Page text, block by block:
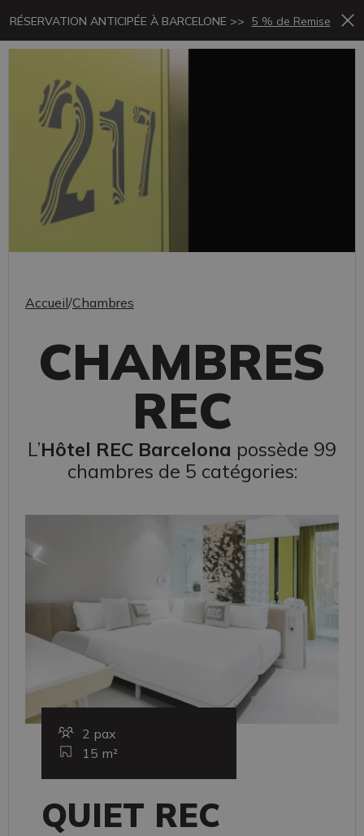
RÉSERVATION ANTICIPÉE À BARCELONE >> 5 % de Remise
Accueil/Chambres
CHAMBRES
REC
L’Hôtel REC Barcelona possède 99
chambres de 5 catégories:
2 pax
15 m²
QUIET REC